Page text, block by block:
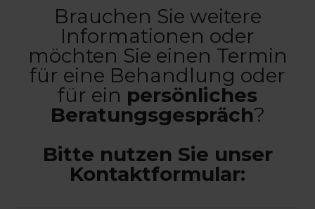
Brauchen Sie weitere
Informationen oder
möchten Sie einen Termin
für eine Behandlung oder
für ein persönliches
Beratungsgespräch?
Bitte nutzen Sie unser
Kontaktformular: